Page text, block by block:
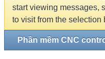
start viewing messages,
to visit from the selection
Phần mềm CNC